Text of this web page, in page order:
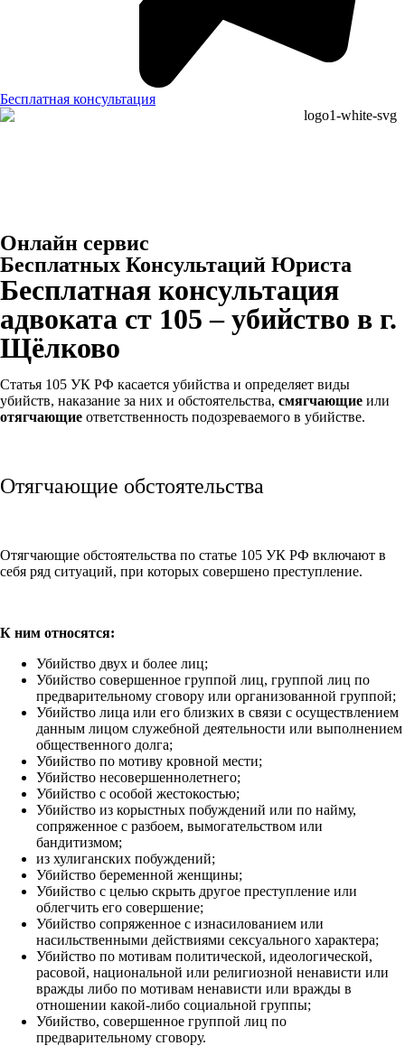
Бесплатная консультация
Онлайн сервис
Бесплатных Консультаций Юриста
Бесплатная консультация
адвоката ст 105 – убийство в г.
Щёлково
Статья 105 УК РФ касается убийства и определяет виды
убийств, наказание за них и обстоятельства, смягчающие или
отягчающие ответственность подозреваемого в убийстве.
Отягчающие обстоятельства
Отягчающие обстоятельства по статье 105 УК РФ включают в
себя ряд ситуаций, при которых совершено преступление.
К ним относятся:
Убийство двух и более лиц;
Убийство совершенное группой лиц, группой лиц по
предварительному сговору или организованной группой;
Убийство лица или его близких в связи с осуществлением
данным лицом служебной деятельности или выполнением
общественного долга;
Убийство по мотиву кровной мести;
Убийство несовершеннолетнего;
Убийство с особой жестокостью;
Убийство из корыстных побуждений или по найму,
сопряженное с разбоем, вымогательством или
бандитизмом;
из хулиганских побуждений;
Убийство беременной женщины;
Убийство с целью скрыть другое преступление или
облегчить его совершение;
Убийство сопряженное с изнасилованием или
насильственными действиями сексуального характера;
Убийство по мотивам политической, идеологической,
расовой, национальной или религиозной ненависти или
вражды либо по мотивам ненависти или вражды в
отношении какой-либо социальной группы;
Убийство, совершенное группой лиц по
предварительному сговору.